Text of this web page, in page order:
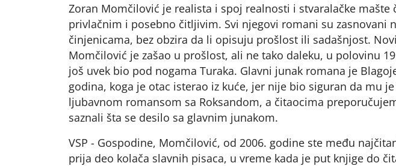
Zoran Momčilović je realista i spoj realnosti i stvaralačke
privlačnim i posebno čitljivim. Svi njegovi romani su zasnovani
činjenicama, bez obzira da li opisuju prošlost ili sadašnjost.
Momčilović je zašao u prošlost, ali ne tako daleku, u polovinu
još uvek bio pod nogama Turaka. Glavni junak romana je
godina, koga je otac isterao iz kuće, jer nije bio siguran da mu
ljubavnom romansom sa Roksandom, a čitaocima
saznali šta se desilo sa glavnim junakom.
VSP - Gospodine, Momčilović, od 2006. godine ste među
prija deo kolača slavnih pisaca, u vreme kada je put knjige do